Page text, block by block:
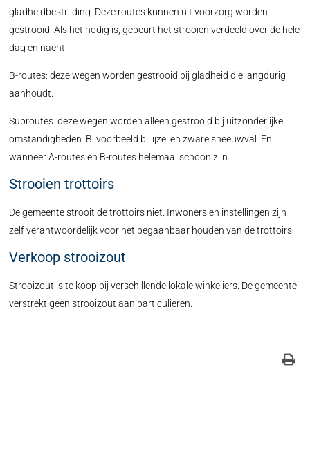
gladheidbestrijding. Deze routes kunnen uit voorzorg worden
gestrooid. Als het nodig is, gebeurt het strooien verdeeld over de hele
dag en nacht.
B-routes: deze wegen worden gestrooid bij gladheid die langdurig
aanhoudt.
Subroutes: deze wegen worden alleen gestrooid bij uitzonderlijke
omstandigheden. Bijvoorbeeld bij ijzel en zware sneeuwval. En
wanneer A-routes en B-routes helemaal schoon zijn.
Strooien trottoirs
De gemeente strooit de trottoirs niet. Inwoners en instellingen zijn
zelf verantwoordelijk voor het begaanbaar houden van de trottoirs.
Verkoop strooizout
Strooizout is te koop bij verschillende lokale winkeliers. De gemeente
verstrekt geen strooizout aan particulieren.